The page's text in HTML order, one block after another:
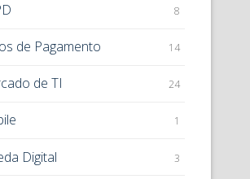
8
de Pagamento 14
de TI 24
1
Digital 3